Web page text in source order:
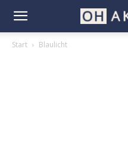
Start Blaulicht